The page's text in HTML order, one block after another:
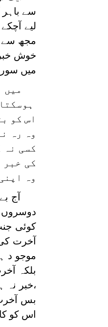
سے باہر
لیے
مجھ سے
خوش
میں
میں
اس کو
وہ رہ
کسی نہ
کی خبر
وہ
آج
دوسروں
کوئی
آخرت
موجو د
بلکہ
،خبر
بس
اس کو